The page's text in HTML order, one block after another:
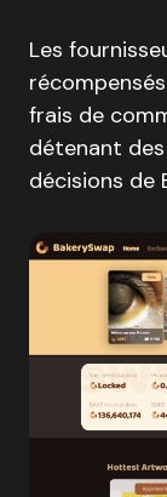
Les
frais de
détenant
décisions de